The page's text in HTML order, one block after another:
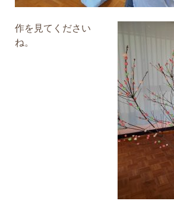
作を見てください
ね。